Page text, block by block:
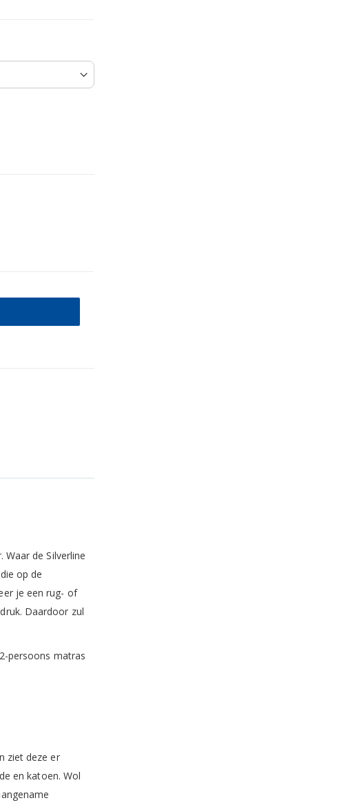
de Silverline
op de
je een rug- of
Daardoor zul
persoons matras
ziet deze er
en katoen. Wol